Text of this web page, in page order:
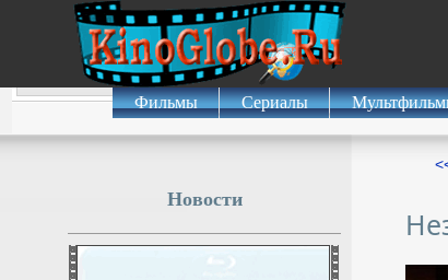
Фильмы Сериалы
Новости